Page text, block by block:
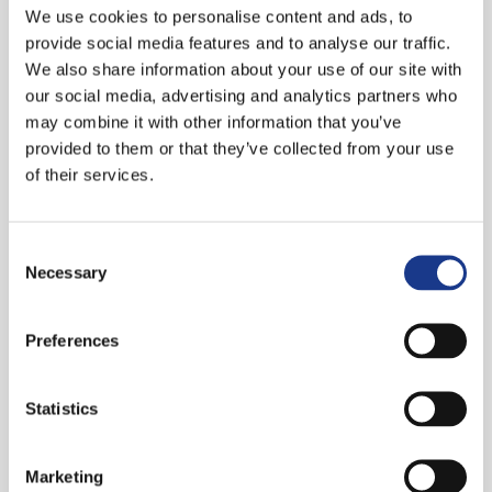
We use cookies to personalise content and ads, to
provide social media features and to analyse our traffic.
We also share information about your use of our site with
our social media, advertising and analytics partners who
may combine it with other information that you’ve
provided to them or that they’ve collected from your use
of their services.
Selection
Necessary
Preferences
Statistics
Marketing
Helder communiceren
Als medewerker Contractbeheer heeft ze dagelijks
contact met klanten. “Die bellen of mailen ons met
vragen over het contract. Of over de ingeplande
inspecties”, illustreert ze. “In veel gevallen kan ik
ze meteen van een antwoord voorzien. En soms
kan rekenen op een snel antwoord.” Dat antwoord
geeft ze dan in begrijpelijke taal, “want ik ben me
ervan bewust dat ons vakjargon de meeste klanten
weinig zegt. Klantgericht en helder communiceren
Haar werkplezier is altijd groot geweest en ze gaat